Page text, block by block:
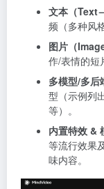
文本（
频（多种风
图片（
作/表情的短
多模型/多后
型（示例列
等）。
内置特效 &
等流行效果
味内容。